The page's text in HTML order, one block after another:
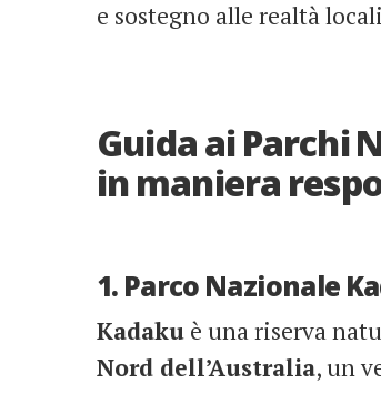
e sostegno alle realtà
Guida ai Parchi
in maniera
1. Parco Nazionale
Kadaku è una riserva
Nord dell’Australia, un